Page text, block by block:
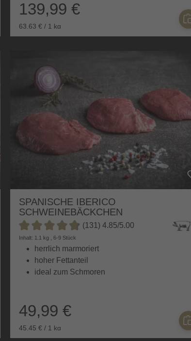
139,99 €
63,63 € / 1 kg
SPANISCHE IBERICO
SCHWEINEBÄCKCHEN
Durchschnittliche Bewertung von 4.8 von 5 Sternen
(131) 4.85/5.00
Inhalt: 1.1 kg , 6-9 Stück
herrlich marmoriert
hoher Fettanteil
ideal zum Schmoren
49,99 €
45,45 € / 1 kg